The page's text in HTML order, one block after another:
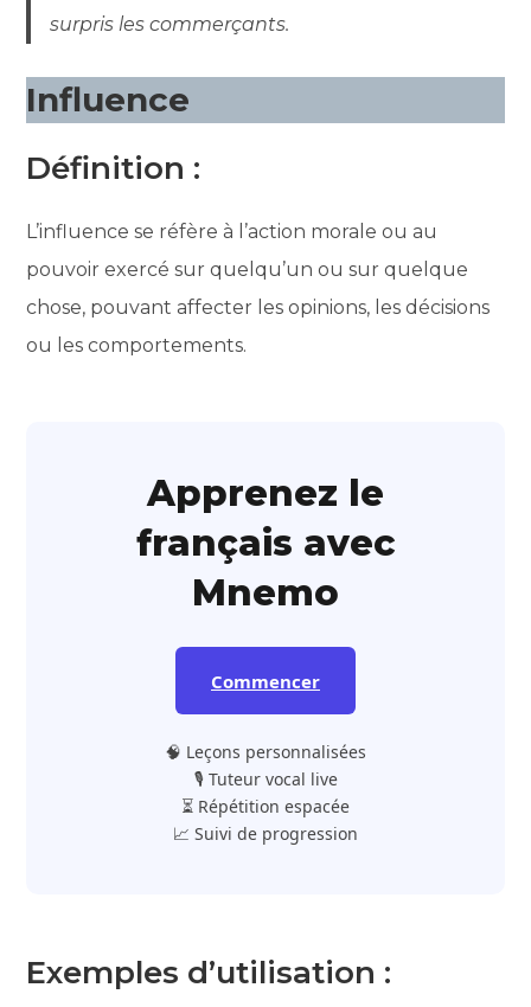
surpris les commerçants.
Influence
Définition :
L’influence se réfère à l’action morale ou au
pouvoir exercé sur quelqu’un ou sur quelque
chose, pouvant affecter les opinions, les décisions
ou les comportements.
Apprenez le
français avec
Mnemo
Commencer
🧠 Leçons personnalisées
🎙️ Tuteur vocal live
⏳ Répétition espacée
📈 Suivi de progression
Exemples d’utilisation :